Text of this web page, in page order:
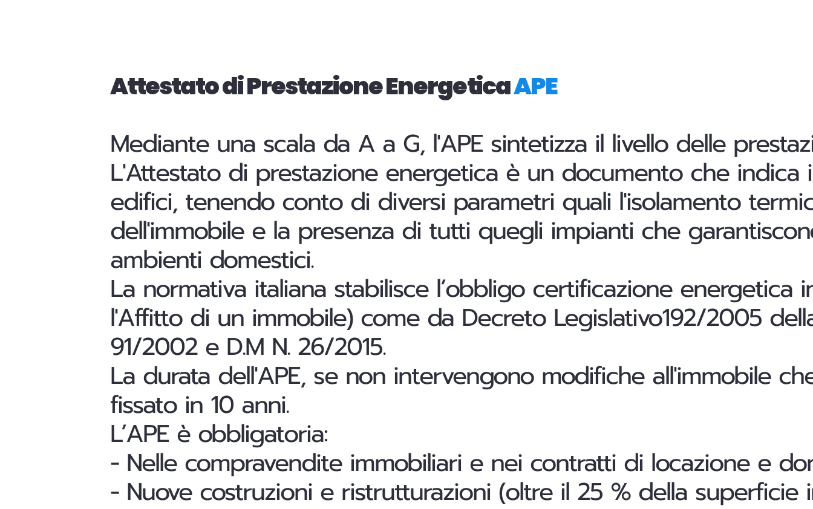
Attestato di Prestazione EnergeticaAPE
Mediante una scala da A a G, l'APE sintetizza il livello delle
L'Attestato di prestazione energetica è un documento che indica
edifici, tenendo conto di diversi parametri quali l'isolamento
dell'immobile e la presenza di tutti quegli impianti che
ambienti domestici.
La normativa italiana stabilisce l’obbligo certificazione energetica
l'Affitto di un immobile) come da Decreto Legislativo192/2005
91/2002 e D.M N. 26/2015.
La durata dell'APE, se non intervengono modifiche all'immobile
fissato in 10 anni.
L’APE è obbligatoria:
- Nelle compravendite immobiliari e nei contratti di locazione e
- Nuove costruzioni e ristrutturazioni (oltre il 25 % della superficie